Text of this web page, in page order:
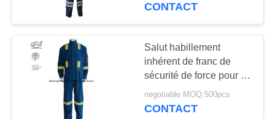
anti statique tissu
CONTACT
Salut habillement
inhérent de franc de
sécurité de force pour le
monteur de lignes de
femmes avec la bande
negotiable MOQ:500pcs
CONTACT